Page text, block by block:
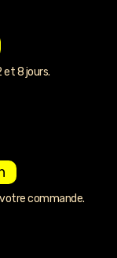
et 8 jours.
commande.